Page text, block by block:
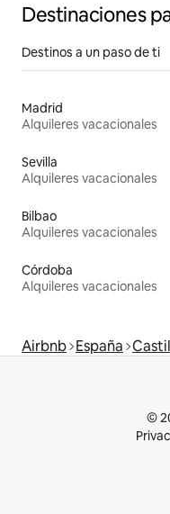
Destinaciones
Destinos a un paso de ti
Madrid
Alquileres vacacionales
Sevilla
Alquileres vacacionales
Bilbao
Alquileres vacacionales
Córdoba
Alquileres vacacionales
Airbnb España
©